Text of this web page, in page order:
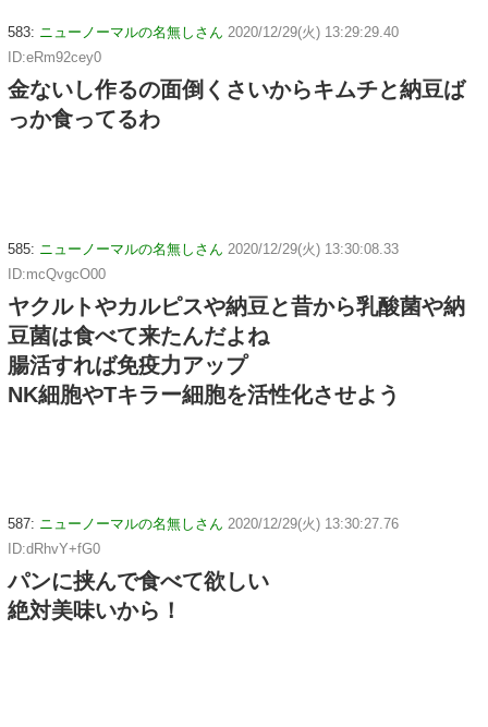
583: ニューノーマルの名無しさん 2020/12/29(火) 13:29:29.40
ID:eRm92cey0
金ないし作るの面倒くさいからキムチと納豆ば
っか食ってるわ
585: ニューノーマルの名無しさん 2020/12/29(火) 13:30:08.33
ID:mcQvgcO00
ヤクルトやカルピスや納豆と昔から乳酸菌や納
豆菌は食べて来たんだよね
腸活すれば免疫力アップ
NK細胞やTキラー細胞を活性化させよう
587: ニューノーマルの名無しさん 2020/12/29(火) 13:30:27.76
ID:dRhvY+fG0
パンに挟んで食べて欲しい
絶対美味いから！